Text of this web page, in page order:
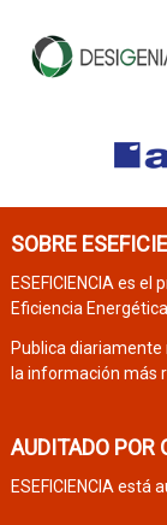
SOBRE
ESEFICIENCIA es
Eficiencia Energética.
Publica diariamente
la información más
AUDITADO POR
ESEFICIENCIA está